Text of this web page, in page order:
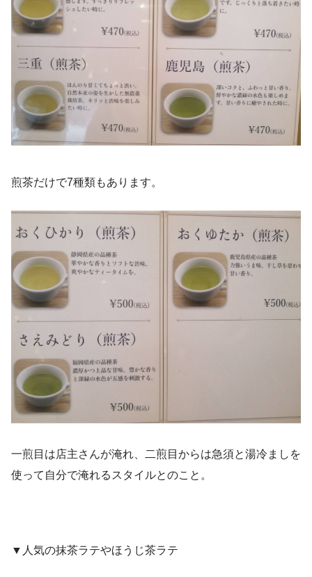
煎茶だけで7種類もあります。
一煎目は店主さんが淹れ、二煎目からは急須と湯冷ましを
使って自分で淹れるスタイルとのこと。
▼人気の抹茶ラテやほうじ茶ラテ